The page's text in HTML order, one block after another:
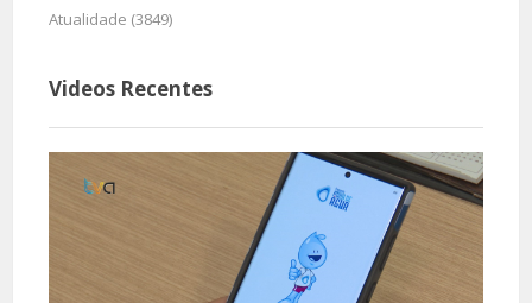
Atualidade (3849)
Videos Recentes